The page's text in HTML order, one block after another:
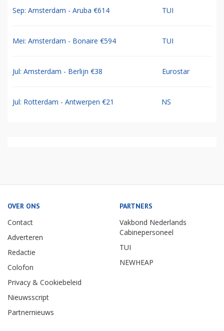
Sep: Amsterdam - Aruba €614 TUI
Mei: Amsterdam - Bonaire €594 TUI
Jul: Amsterdam - Berlijn €38 Eurostar
Jul: Rotterdam - Antwerpen €21 NS
OVER ONS
Contact
Adverteren
Redactie
Colofon
Privacy & Cookiebeleid
Nieuwsscript
Partnernieuws
PARTNERS
Vakbond Nederlands
Cabinepersoneel
TUI
NEWHEAP